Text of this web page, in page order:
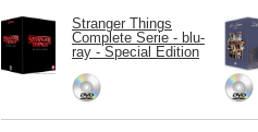
Stranger Things
Complete Serie - blu-
ray - Special Edition